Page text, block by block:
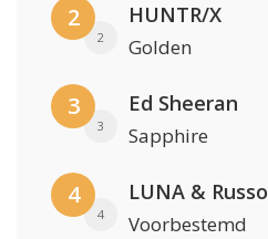
2
2
HUNTR/X
Golden
3
3
Ed Sheeran
Sapphire
4
4
LUNA & Russo
Voorbestemd